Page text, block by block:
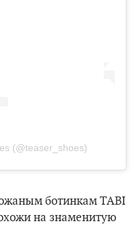
(@teaser_shoes)
ботинкам TABI
на знаменитую